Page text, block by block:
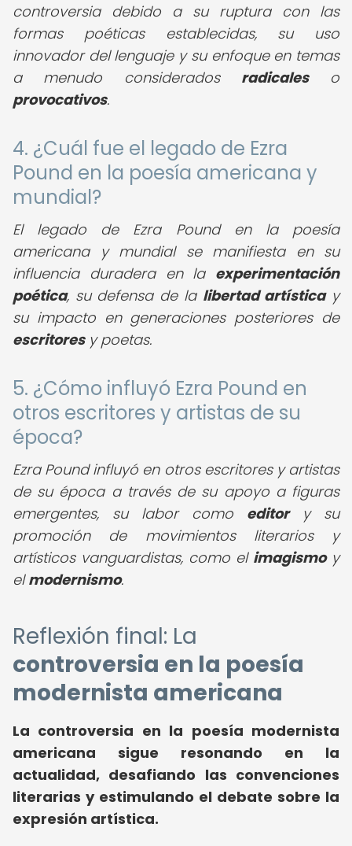
controversia debido a su ruptura con las
formas poéticas establecidas, su uso
innovador del lenguaje y su enfoque en temas
a menudo considerados radicaleso
provocativos.
4. ¿Cuál fue el legado de Ezra
Pound en la poesía americana y
mundial?
El legado de Ezra Pound en la poesía
americana y mundial se manifiesta en su
influencia duradera en la experimentación
poética, su defensa de la libertad artísticay
su impacto en generaciones posteriores de
escritoresy poetas.
5. ¿Cómo influyó Ezra Pound en
otros escritores y artistas de su
época?
Ezra Pound influyó en otros escritores y artistas
de su época a través de su apoyo a figuras
emergentes, su labor como editory su
promoción de movimientos literarios y
artísticos vanguardistas, como el imagismoy
elmodernismo.
Reflexión final: La
controversia en la poesía
modernista americana
La controversia en la poesía modernista
americana sigue resonando en la
actualidad, desafiando las convenciones
literarias y estimulando el debate sobre la
expresión artística.